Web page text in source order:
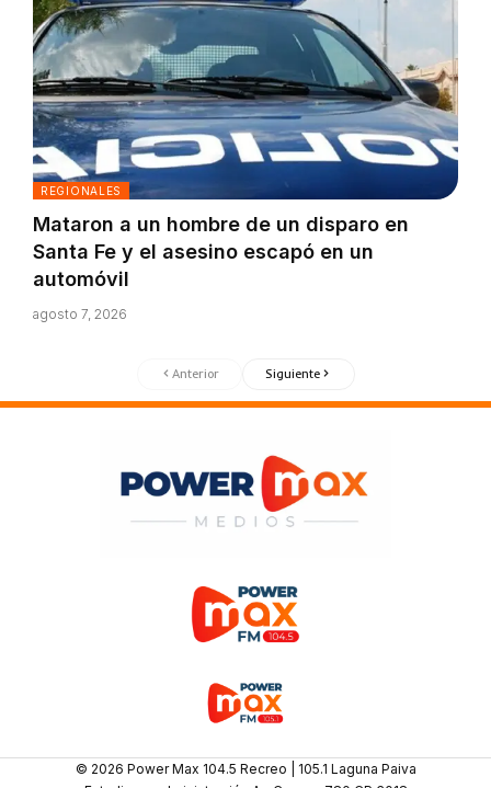
REGIONALES
Mataron a un hombre de un disparo en
Santa Fe y el asesino escapó en un
automóvil
agosto 7, 2026
Anterior Siguiente
© 2026 Power Max 104.5 Recreo | 105.1 Laguna Paiva